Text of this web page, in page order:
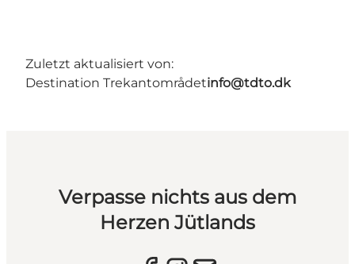
Zuletzt aktualisiert von:
Destination Trekantområdetinfo@tdto.dk
Verpasse nichts aus dem
Herzen Jütlands